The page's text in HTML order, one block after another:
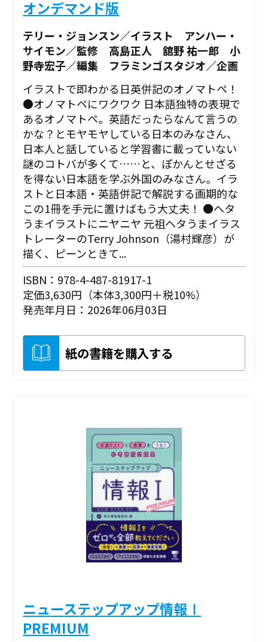
オンデマンド版
テリー・ジョンスン／イラスト アンハー・
サイモン／監修 高島正人 舘野 祐一郎 小
野寺宏子／編集 フラミンゴスタジオ／企画
イラストで即わかる日英併記のオノマトペ！
●オノマトペにワクワク 日本語独特の表現で
あるオノマトペ。英語だったらなんて言うの
かな？とモヤモヤしている日本のみなさん、
日本人と話していると学習書に載っていない
謎のコトバが多くて……と、ぽかんとせざる
を得ない日本語を学ぶ外国のみなさん。イラ
ストと日本語・英語併記で解説する画期的な
この1冊を手元に置けばもう大丈夫！ ●ヘタ
うまイラストにニヤニヤ 元祖ヘタうまイラス
トレーターのTerry Johnson（湯村輝彦）が
描く、ピーンときて...
ISBN：978-4-487-81917-1
定価3,630円（本体3,300円＋税10%）
発売年月日：2026年06月03日
紙の書籍を購入する
ニューステップアップ情報Ⅰ
PREMIUM